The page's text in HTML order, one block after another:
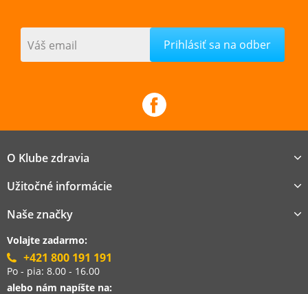
Váš email
O Klube zdravia
Užitočné informácie
Naše značky
Volajte zadarmo:
+421 800 191 191
Po - pia: 8.00 - 16.00
alebo nám napíšte na: